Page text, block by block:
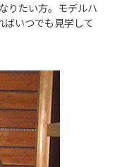
りたい方。モデルハ
いつでも見学して